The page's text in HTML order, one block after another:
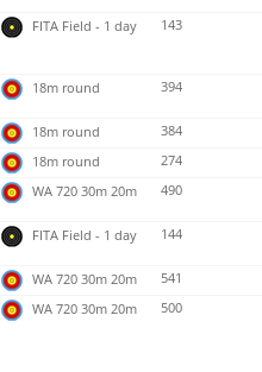
FITA Field - 1 day 143
18m round 394
18m round
384
18m round
274
WA 720 30m 20m 490
FITA Field - 1 day 144
WA 720 30m 20m
541
WA 720 30m 20m 500